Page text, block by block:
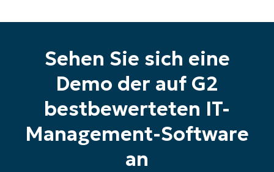
Sehen Sie sich eine
Demo der auf G2
bestbewerteten IT-
Management-Software
an
email*
number*
Company
name*